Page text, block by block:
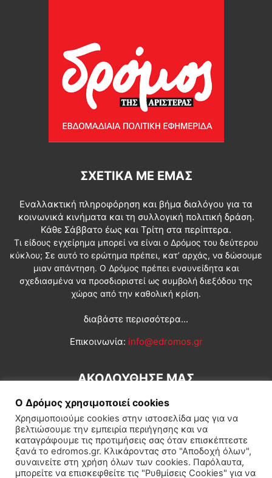
ΣΧΕΤΙΚΆ ΜΕ ΕΜΆΣ
Εναλλακτική πληροφόρηση και βήμα διαλόγου για τα
κοινωνικά κινήματα και τη συλλογική πολιτική δράση.
Κάθε Σάββατο έως και Τρίτη στα περίπτερα.
Τι είδους εγχείρημα μπορεί να είναι ο Δρόμος του δεύτερου
κύκλου; Σε αυτό το ερώτημα πρέπει, κατ’ αρχάς, να δώσουμε
μιαν απάντηση. Ο Δρόμος πρέπει ενσυνείδητα και
σχεδιασμένα να προσδιοριστεί ως συμβολή διεξόδου της
χώρας από την καθολική κρίση.
διαβάστε περισσότερα...
Επικοινωνία: info@edromos.gr
ΑΚΟΛΟΥΘΗΣΕ ΜΑΣ
Εγγραφή συνδρομητή Πολιτική Διεθνή Κοινωνία
Ο Δρόμος χρησιμοποιεί cookies
Χρησιμοποιούμε cookies στην ιστοσελίδα μας για να
βελτιώσουμε την εμπειρία περιήγησης και να
καταγράφουμε τις προτιμήσεις σας όταν επισκέπτεστε
ξανά το edromos.gr. Κλικάροντας στο "Αποδοχή όλων",
συναινείτε στη χρήση όλων των cookies. Παρόλαυτα,
μπορείτε να επισκεφθείτε τις "Ρυθμίσεις Cookies" για να